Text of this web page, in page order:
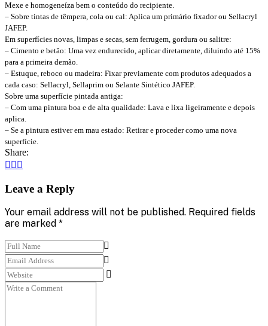
Mexe e homogeneíza bem o conteúdo do recipiente.
– Sobre tintas de têmpera, cola ou cal: Aplica um primário fixador ou Sellacryl
JAFEP.
Em superfícies novas, limpas e secas, sem ferrugem, gordura ou salitre:
– Cimento e betão: Uma vez endurecido, aplicar diretamente, diluindo até 15%
para a primeira demão.
– Estuque, reboco ou madeira: Fixar previamente com produtos adequados a
cada caso: Sellacryl, Sellaprim ou Selante Sintético JAFEP.
Sobre uma superfície pintada antiga:
– Com uma pintura boa e de alta qualidade: Lava e lixa ligeiramente e depois
aplica.
– Se a pintura estiver em mau estado: Retirar e proceder como uma nova
superfície.
Share:
Leave a Reply
Your email address will not be published. Required fields
are marked *